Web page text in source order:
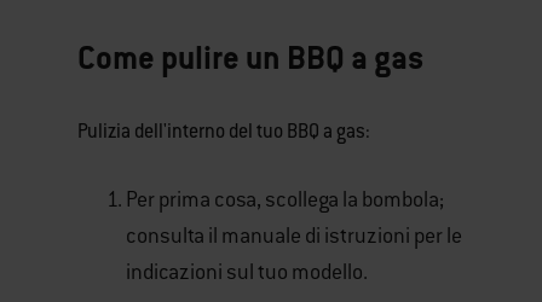
Come pulire un BBQ a gas
Pulizia dell'interno del tuo BBQ a gas:
Per prima cosa, scollega la bombola;
consulta il manuale di istruzioni per le
indicazioni sul tuo modello.